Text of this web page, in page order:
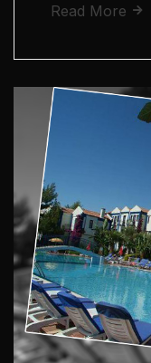
Read More